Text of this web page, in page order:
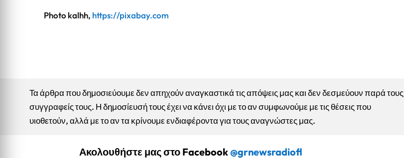
Photo kalhh, https://pixabay.com
Τα άρθρα που δημοσιεύουμε δεν απηχούν αναγκαστικά τις απόψεις μας και δεν δεσμεύουν παρά τους
συγγραφείς τους. Η δημοσίευσή τους έχει να κάνει όχι με το αν συμφωνούμε με τις θέσεις που
υιοθετούν, αλλά με το αν τα κρίνουμε ενδιαφέροντα για τους αναγνώστες μας.
Ακολουθήστε μας στο Facebook@grnewsradiofl